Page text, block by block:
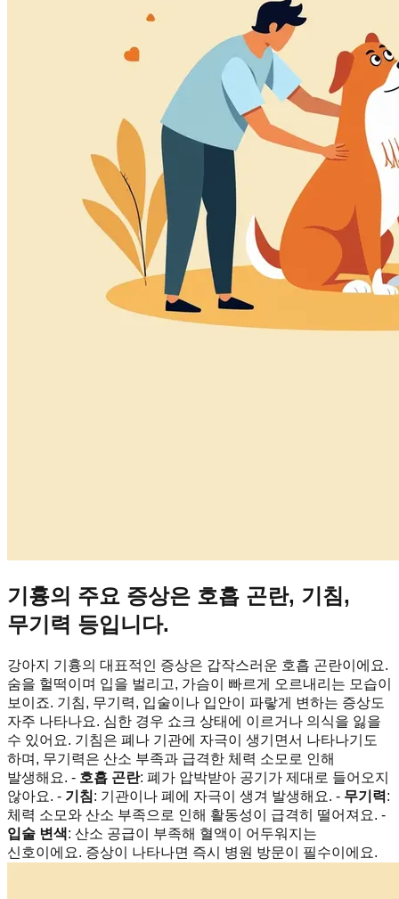
기흉의 주요 증상은 호흡 곤란, 기침,
무기력 등입니다.
강아지 기흉의 대표적인 증상은 갑작스러운 호흡 곤란이에요.
숨을 헐떡이며 입을 벌리고, 가슴이 빠르게 오르내리는 모습이
보이죠. 기침, 무기력, 입술이나 입안이 파랗게 변하는 증상도
자주 나타나요. 심한 경우 쇼크 상태에 이르거나 의식을 잃을
수 있어요. 기침은 폐나 기관에 자극이 생기면서 나타나기도
하며, 무기력은 산소 부족과 급격한 체력 소모로 인해
발생해요. - 호흡 곤란: 폐가 압박받아 공기가 제대로 들어오지
않아요. - 기침: 기관이나 폐에 자극이 생겨 발생해요. - 무기력:
체력 소모와 산소 부족으로 인해 활동성이 급격히 떨어져요. -
입술 변색: 산소 공급이 부족해 혈액이 어두워지는
신호이에요. 증상이 나타나면 즉시 병원 방문이 필수이에요.